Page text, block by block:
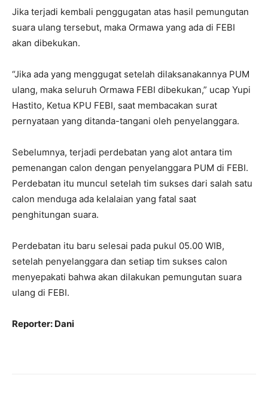
Jika terjadi kembali penggugatan atas hasil pemungutan
suara ulang tersebut, maka Ormawa yang ada di FEBI
akan dibekukan.
“Jika ada yang menggugat setelah dilaksanakannya PUM
ulang, maka seluruh Ormawa FEBI dibekukan,” ucap Yupi
Hastito, Ketua KPU FEBI, saat membacakan surat
pernyataan yang ditanda-tangani oleh penyelanggara.
Sebelumnya, terjadi perdebatan yang alot antara tim
pemenangan calon dengan penyelanggara PUM di FEBI.
Perdebatan itu muncul setelah tim sukses dari salah satu
calon menduga ada kelalaian yang fatal saat
penghitungan suara.
Perdebatan itu baru selesai pada pukul 05.00 WIB,
setelah penyelanggara dan setiap tim sukses calon
menyepakati bahwa akan dilakukan pemungutan suara
ulang di FEBI.
Reporter: Dani